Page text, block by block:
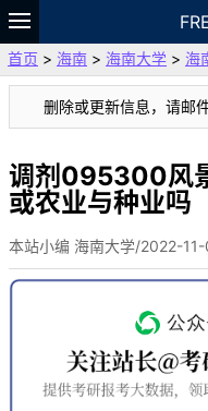
题库
故事 专题
VIP
资料
首页 > 海南 > 海南大学 > 海
删除或更新信息，请邮
调剂095300风
或农业与种业吗
本站小编 海南大学/2022-